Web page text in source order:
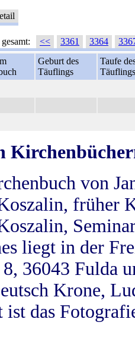
<< 3361 3364
Geburt des
Täuflings
Taufe
Täuflings
von
früher
liegt in der
36043 Fulda
Krone,
das